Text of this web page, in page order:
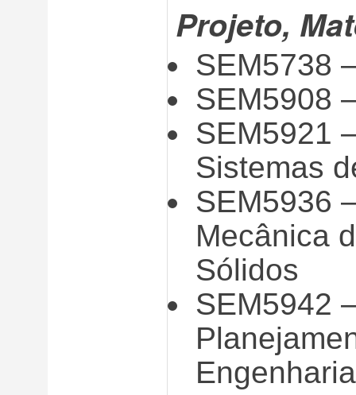
Projeto,
SEM5738
SEM5908
SEM5921
Sistemas
SEM5936
Mecânica
Sólidos
SEM5942
Engenharia